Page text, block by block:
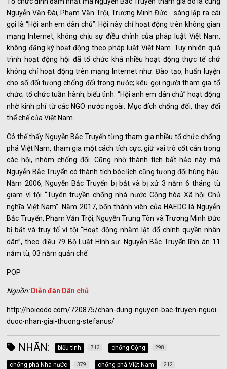
Nguyễn Văn Đài, Phạm Văn Trội, Trương Minh Đức… sáng lập ra cái
gọi là “Hội anh em dân chủ”. Hội này chỉ hoạt động trên không gian
mạng Internet, không chịu sự điều chỉnh của pháp luật Việt Nam,
không đăng ký hoạt động theo pháp luật Việt Nam. Tuy nhiên quá
trình hoạt động hội đã tổ chức khá nhiều hoạt động thực tế chứ
không chỉ hoạt động trên mạng Internet như: Đào tạo, huấn luyện
cho số đối tượng chống đối trong nước; kêu gọi người tham gia tổ
chức; tổ chức tuần hành, biểu tình. “Hội anh em dân chủ” hoạt động
nhờ kinh phí từ các NGO nước ngoài. Mục đích chống đối, thay đổi
thể chế của Việt Nam.
Có thể thấy Nguyễn Bắc Truyển từng tham gia nhiều tổ chức chống
phá Việt Nam, tham gia một cách tích cực, giữ vai trò cốt cán trong
các hội, nhóm chống đối. Cũng nhờ thành tích bất hảo này mà
Nguyễn Bắc Truyển có thành tích bóc lịch cũng tương đối hùng hậu.
Năm 2006, Nguyễn Bắc Truyển bị bắt và bị xử 3 năm 6 tháng tù
giam vì tội “Tuyên truyền chống nhà nước Cộng hòa Xã hội Chủ
nghĩa Việt Nam”. Năm 2017, bốn thành viên của HAEDC là Nguyễn
Bắc Truyển, Phạm Văn Trội, Nguyễn Trung Tôn và Trương Minh Đức
bị bắt và truy tố vì tội “Hoạt động nhằm lật đổ chính quyền nhân
dân”, theo điều 79 Bộ Luật Hình sự. Nguyễn Bắc Truyển lĩnh án 11
năm tù, 03 năm quản chế.
POP
Nguồn: Diễn đàn Dân chủ
http://hoicodo.com/720875/chan-dung-nguyen-bac-truyen-nguoi-
duoc-nhan-giai-thuong-stefanus/
NHÃN: biểu tình 713 chống Cộng 298
chống phá Nhà nước 379 chống phá Việt Nam 212